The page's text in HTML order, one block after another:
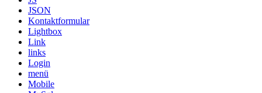
JSON
Kontaktformular
Lightbox
Link
links
Login
menü
Mobile